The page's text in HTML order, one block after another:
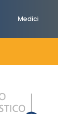
Medici